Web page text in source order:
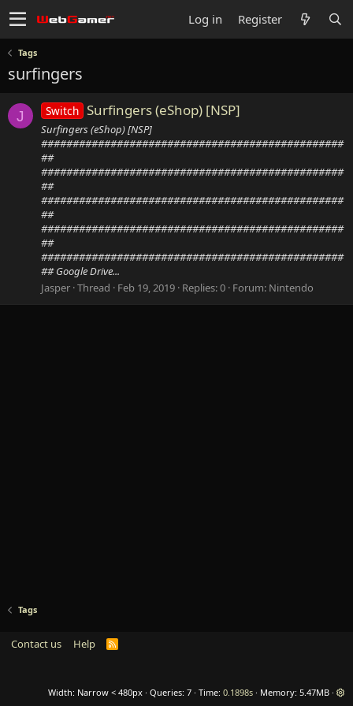
Log in Register
Tags
surfingers
J Switch Surfingers (eShop) [NSP]
Surfingers (eShop) [NSP]
################################################
##
################################################
##
################################################
##
################################################
##
################################################
## Google Drive...
Jasper Thread Feb 19, 2019 Replies: 0 Forum: Nintendo
Tags
Contact us Help
R
Width Queries 7 Time 0.1898s Memory 5.47MB